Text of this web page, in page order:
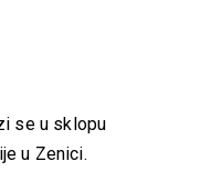
se u sklopu
u Zenici.